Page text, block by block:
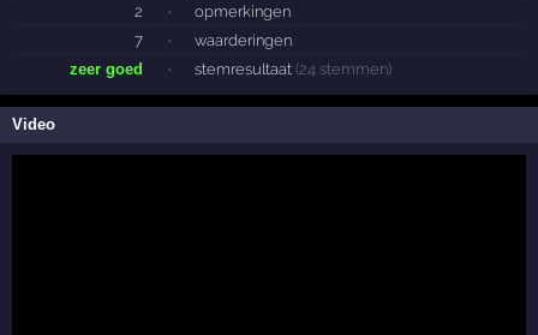
2 ·
opmerkingen
7
·
waarderingen
zeer goed
· stemresultaat (24 stemmen)
Video